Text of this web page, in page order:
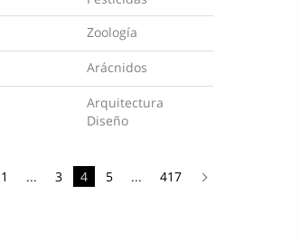
Zoología
Arácnidos
Arquitectura
Diseño
1 ... 3 4 5 ... 417